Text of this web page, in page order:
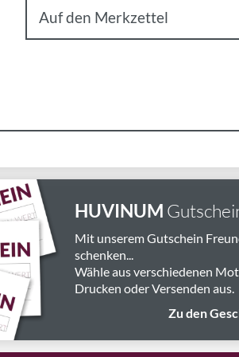
HUVINUM
Mit unserem Gutschein
schenken...
Wähle aus verschiedenen
Drucken oder Versenden aus.
Zu den